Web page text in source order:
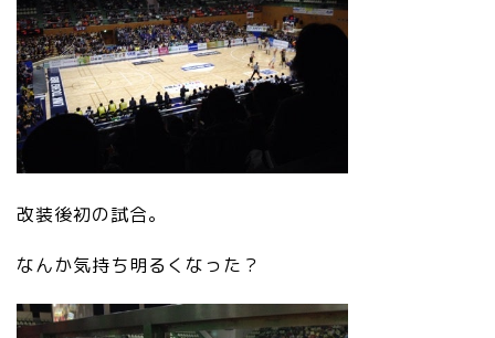
改装後初の試合。
なんか気持ち明るくなった？